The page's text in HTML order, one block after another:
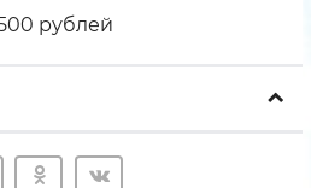
рублей